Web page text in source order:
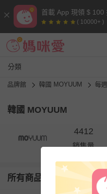
首載 App 現領 $ 100
( 10000+ )
分類
品牌館 韓國 MOYUUM 每
韓國 MOYUUM
4412
銷售量
所有商品